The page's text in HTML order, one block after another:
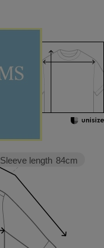
Sleeve length 84cm